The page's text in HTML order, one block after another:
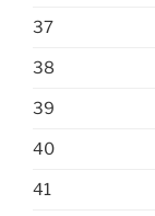
37
38
39
40
41